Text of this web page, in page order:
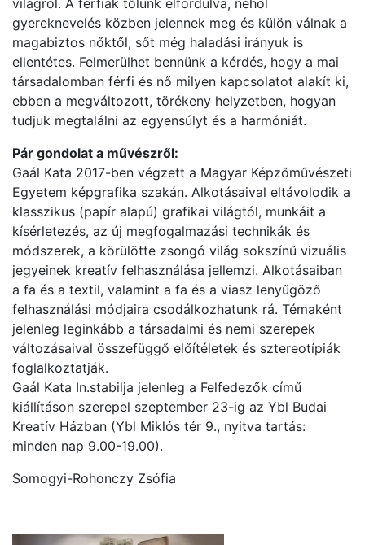
világról. A férfiak tőlünk elfordulva, néhol
gyereknevelés közben jelennek meg és külön válnak a
magabiztos nőktől, sőt még haladási irányuk is
ellentétes. Felmerülhet bennünk a kérdés, hogy a mai
társadalomban férfi és nő milyen kapcsolatot alakít ki,
ebben a megváltozott, törékeny helyzetben, hogyan
tudjuk megtalálni az egyensúlyt és a harmóniát.
Pár gondolat a művészről:
Gaál Kata 2017-ben végzett a Magyar Képzőművészeti
Egyetem képgrafika szakán. Alkotásaival eltávolodik a
klasszikus (papír alapú) grafikai világtól, munkáit a
kísérletezés, az új megfogalmazási technikák és
módszerek, a körülötte zsongó világ sokszínű vizuális
jegyeinek kreatív felhasználása jellemzi. Alkotásaiban
a fa és a textil, valamint a fa és a viasz lenyűgöző
felhasználási módjaira csodálkozhatunk rá. Témaként
jelenleg leginkább a társadalmi és nemi szerepek
változásaival összefüggő előítéletek és sztereotípiák
foglalkoztatják.
Gaál Kata In.stabilja jelenleg a Felfedezők című
kiállításon szerepel szeptember 23-ig az Ybl Budai
Kreatív Házban (Ybl Miklós tér 9., nyitva tartás:
minden nap 9.00-19.00).
Somogyi-Rohonczy Zsófia